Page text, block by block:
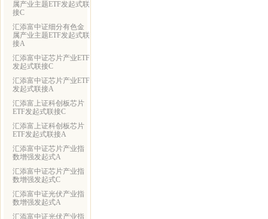
属产业主题ETF发起式联
接C
汇添富中证细分有色金
属产业主题ETF发起式联
接A
汇添富中证芯片产业ETF
发起式联接C
汇添富中证芯片产业ETF
发起式联接A
汇添富上证科创板芯片
ETF发起式联接C
汇添富上证科创板芯片
ETF发起式联接A
汇添富中证芯片产业指
数增强发起式A
汇添富中证芯片产业指
数增强发起式C
汇添富中证光伏产业指
数增强发起式A
汇添富中证光伏产业指